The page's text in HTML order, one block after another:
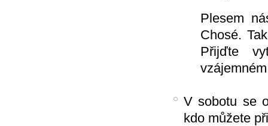
Plesem
Chosé.
Přijďte
V sobotu se
kdo můžete